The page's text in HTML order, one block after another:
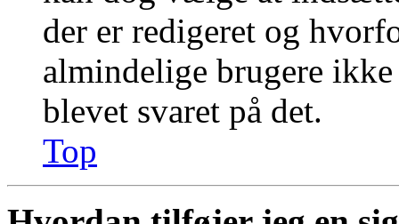
der er redigeret og
almindelige brugere
blevet svaret på det.
Top